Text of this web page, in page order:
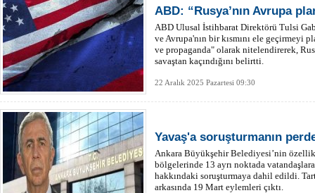
ABD: “Rusya’nın Avrupa
ABD Ulusal İstihbarat Direktörü Tulsi
ve Avrupa'nın bir kısmını ele geçirmeyi
ve propaganda" olarak nitelendirerek,
savaştan kaçındığını belirtti.
22 Aralık 2025 Pazartesi 09:30
Yavaş'a soruşturmanın
Ankara Büyükşehir Belediyesi’nin
bölgelerinde 13 ayrı noktada
hakkındaki soruşturmaya dahil edildi.
arkasında 19 Mart eylemleri çıktı.